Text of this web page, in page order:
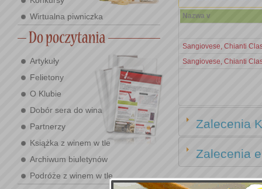
Wirtualna piwniczka
Artykuły
Felietony
O Klubie
Dobór sera do wina
Partnerzy
Książka z winem w tle
Archiwum biuletynów
Podróże z winem w tle
Nazwa v
Sangiovese, Chianti
Sangiovese, Chianti
Zalecenia
Zalecenia